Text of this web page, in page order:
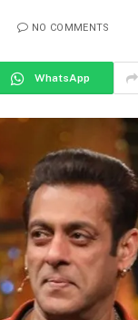
NO COMMENTS
WhatsApp